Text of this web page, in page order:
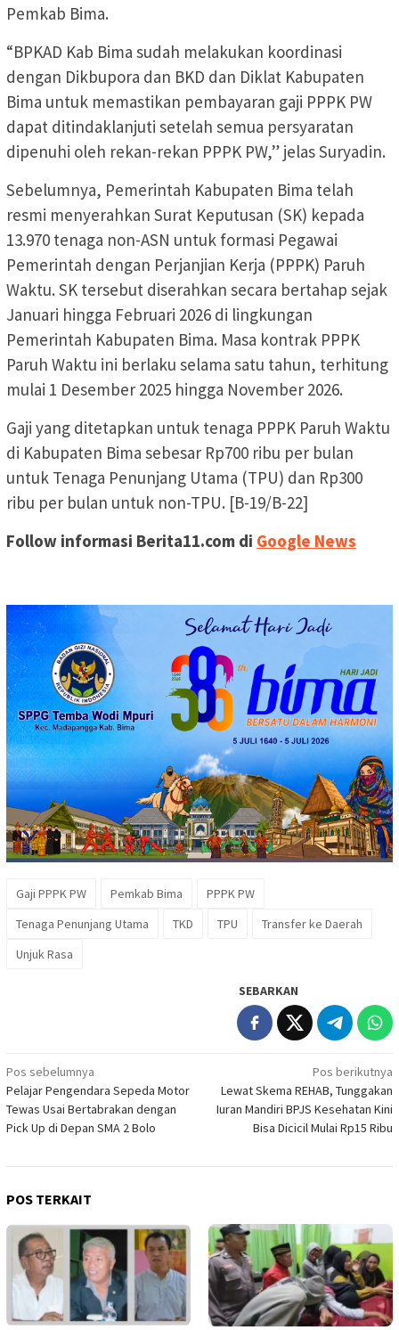
Pemkab Bima.
“BPKAD Kab Bima sudah melakukan koordinasi
dengan Dikbupora dan BKD dan Diklat Kabupaten
Bima untuk memastikan pembayaran gaji PPPK PW
dapat ditindaklanjuti setelah semua persyaratan
dipenuhi oleh rekan-rekan PPPK PW,” jelas Suryadin.
Sebelumnya, Pemerintah Kabupaten Bima telah
resmi menyerahkan Surat Keputusan (SK) kepada
13.970 tenaga non-ASN untuk formasi Pegawai
Pemerintah dengan Perjanjian Kerja (PPPK) Paruh
Waktu. SK tersebut diserahkan secara bertahap sejak
Januari hingga Februari 2026 di lingkungan
Pemerintah Kabupaten Bima. Masa kontrak PPPK
Paruh Waktu ini berlaku selama satu tahun, terhitung
mulai 1 Desember 2025 hingga November 2026.
Gaji yang ditetapkan untuk tenaga PPPK Paruh Waktu
di Kabupaten Bima sebesar Rp700 ribu per bulan
untuk Tenaga Penunjang Utama (TPU) dan Rp300
ribu per bulan untuk non-TPU. [B-19/B-22]
Follow informasi Berita11.com di Google News
Gaji PPPK PW Pemkab Bima
PPPK PW
Tenaga Penunjang Utama
TKD TPU
Transfer ke Daerah
Unjuk Rasa
SEBARKAN
Navigasi
pos
Pos sebelumnya
Pelajar Pengendara Sepeda Motor
Tewas Usai Bertabrakan dengan
Pick Up di Depan SMA 2 Bolo
Pos berikutnya
Lewat Skema REHAB, Tunggakan
Iuran Mandiri BPJS Kesehatan Kini
Bisa Dicicil Mulai Rp15 Ribu
POS TERKAIT